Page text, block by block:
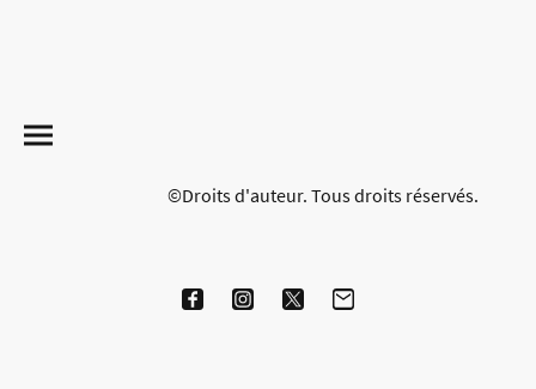
©Droits d'auteur. Tous droits réservés.